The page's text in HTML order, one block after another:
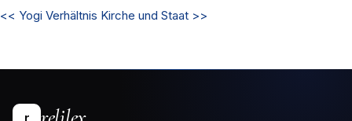
<< Yogi Verhältnis Kirche und Staat >>